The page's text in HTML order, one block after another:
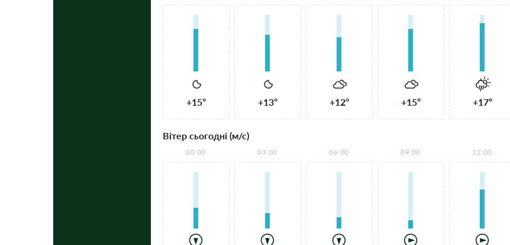
+15° +13° +12° +15° +17°
Вітер сьогодні (м/с)
00:00 03:00 06:00 09:00 12:00